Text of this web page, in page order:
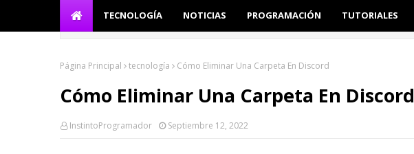
TECNOLOGÍA NOTICIAS PROGRAMACIÓN TUTORIALES
Página Principal tecnología Cómo Eliminar Una Carpeta En Discord
Cómo Eliminar Una Carpeta En Discord
InstintoProgramador Septiembre 12, 2022